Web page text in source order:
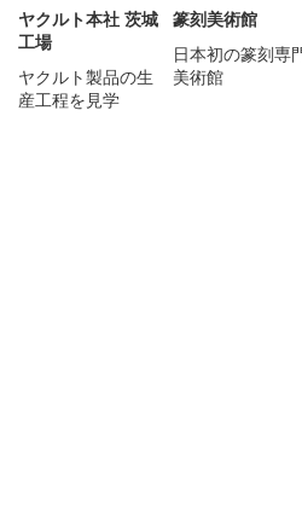
ヤクルト本社 茨城
工場
ヤクルト製品の生
産工程を見学
篆刻美術館
日本初の篆刻専
美術館